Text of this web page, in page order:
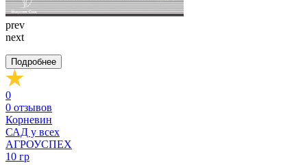
prev
next
Подробнее
0
0 отзывов
Корневин
САД у всех
АГРОУСПЕХ
10 гр